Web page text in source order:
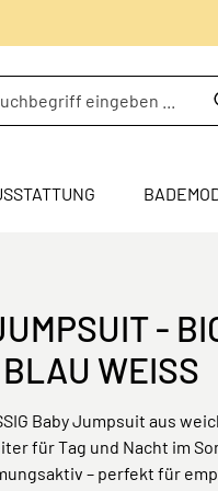
-
WEISS
Baby Jumpsuit aus
für Tag und Nacht im
– perfekt für